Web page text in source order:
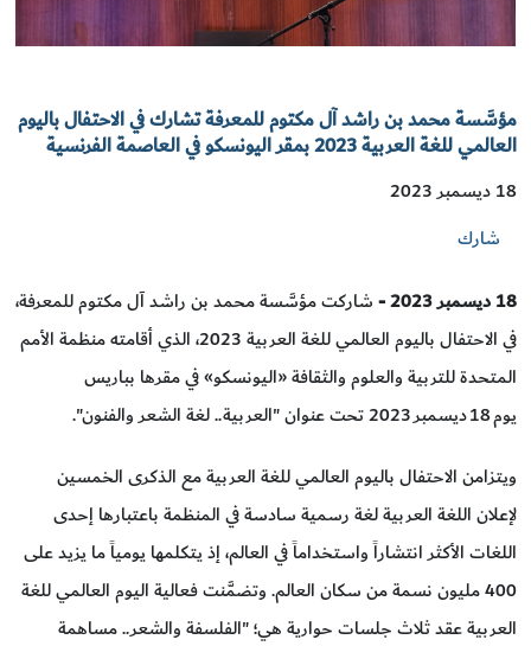
مؤسَّسة محمد بن راشد آل مكتوم للمعرفة تشارك في الاحتفال باليوم
العالمي للغة العربية 2023 بمقر اليونسكو في العاصمة الفرنسية
18 ديسمبر 2023
شارك
18 ديسمبر 2023 -
شاركت مؤسَّسة محمد بن راشد آل مكتوم للمعرفة،
في الاحتفال باليوم العالمي للغة العربية 2023، الذي أقامته منظمة الأمم
المتحدة للتربية والعلوم والثقافة «اليونسكو» في مقرها بباريس
يوم 18 ديسمبر 2023 تحت عنوان "العربية.. لغة الشعر والفنون".
ويتزامن الاحتفال باليوم العالمي للغة العربية مع الذكرى الخمسين
لإعلان اللغة العربية لغة رسمية سادسة في المنظمة باعتبارها إحدى
اللغات الأكثر انتشاراً واستخداماً في العالم، إذ يتكلمها يومياً ما يزيد على
400 مليون نسمة من سكان العالم. وتضمَّنت فعالية اليوم العالمي للغة
العربية عقد ثلاث جلسات حوارية هي؛ "الفلسفة والشعر.. مساهمة